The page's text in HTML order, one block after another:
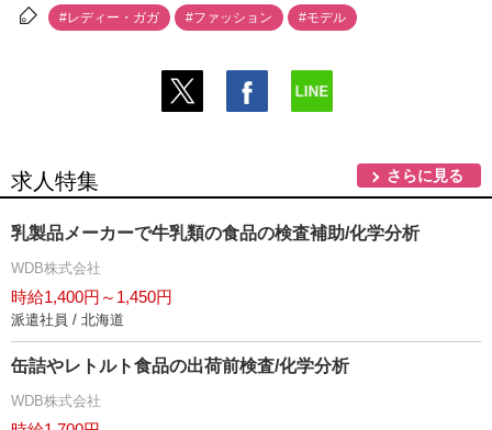
#レディー・ガガ #ファッション #モデル
求人特集 さらに見る
乳製品メーカーで牛乳類の食品の検査補助/化学分析
WDB株式会社
時給1,400円～1,450円
派遣社員 / 北海道
缶詰やレトルト食品の出荷前検査/化学分析
WDB株式会社